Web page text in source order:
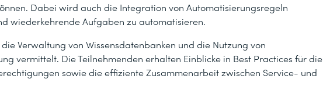
Dabei wird auch die Integration von Automatisierungsregeln
wiederkehrende Aufgaben zu automatisieren.
Verwaltung von Wissensdatenbanken und die Nutzung von
vermittelt. Die Teilnehmenden erhalten Einblicke in Best Practices für die
sowie die effiziente Zusammenarbeit zwischen Service- und